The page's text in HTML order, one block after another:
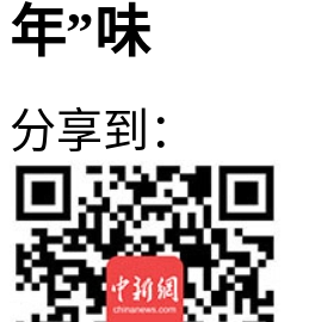
年”味
分享到：